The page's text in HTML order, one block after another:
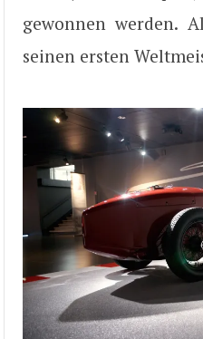
gewonnen werden.
seinen ersten